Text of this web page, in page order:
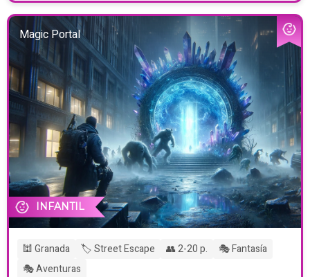
Magic Portal
INFANTIL
🕍 Granada 🏷️ Street Escape 👥 2-20 p.
🎭 Fantasía
🎭 Aventuras